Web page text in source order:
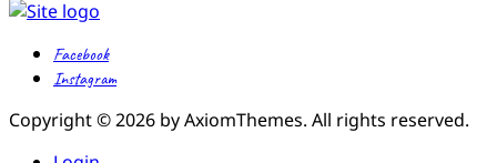
Facebook
Instagram
Copyright © 2026 by AxiomThemes. All rights reserved.